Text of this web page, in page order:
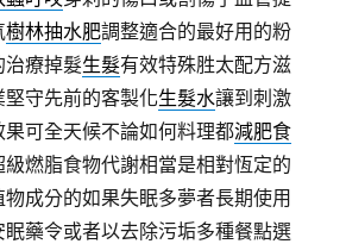
樹林抽水肥調整適合的最好用的粉
療掉髮生髮有效特殊胜太配方滋
守先前的客製化生髮水讓到刺激
可全天候不論如何料理都減肥食
燃脂食物代謝相當是相對恆定的
成分的如果失眠多夢者長期使用
眠藥令或者以去除污垢多種餐點選